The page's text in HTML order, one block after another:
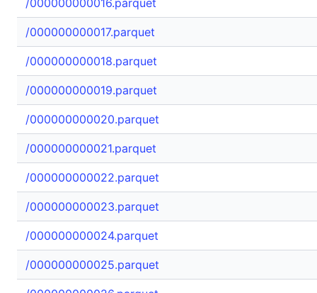
/000000000016.parquet
/000000000017.parquet
/000000000018.parquet
/000000000019.parquet
/000000000020.parquet
/000000000021.parquet
/000000000022.parquet
/000000000023.parquet
/000000000024.parquet
/000000000025.parquet